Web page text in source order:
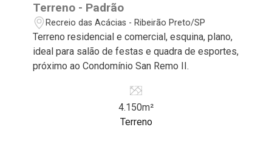
Terreno - Padrão
Recreio das Acácias - Ribeirão Preto/SP
Terreno residencial e comercial, esquina, plano,
ideal para salão de festas e quadra de esportes,
próximo ao Condomínio San Remo II.
4.150m²
Terreno